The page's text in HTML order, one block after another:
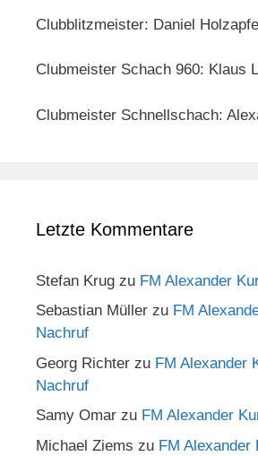
Clubblitzmeister: Daniel
Clubmeister Schach 960: Klaus
Clubmeister Schnellschach:
Letzte Kommentare
Stefan Krug zu FM Alexander
Sebastian Müller zu FM
Nachruf
Georg Richter zu FM Alexander
Nachruf
Samy Omar zu FM Alexander
Michael Ziems zu FM Alexander